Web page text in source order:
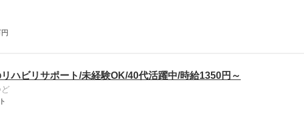
ハビリサポート/未経験OK/40代活躍中/時給1350円～